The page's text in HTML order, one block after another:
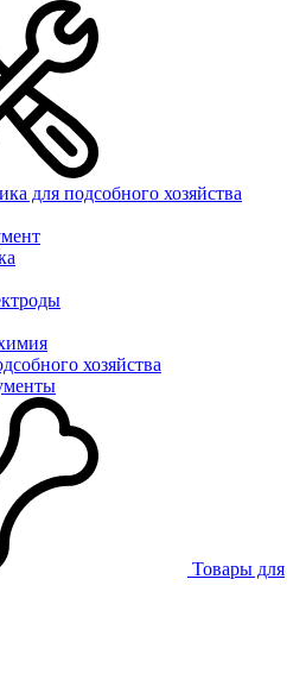
для подсобного хозяйства
хозяйства
Товары для